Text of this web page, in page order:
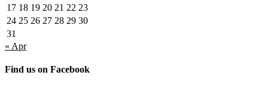
17 18 19 20 21 22 23
24 25 26 27 28 29 30
31
« Apr
Find us on Facebook